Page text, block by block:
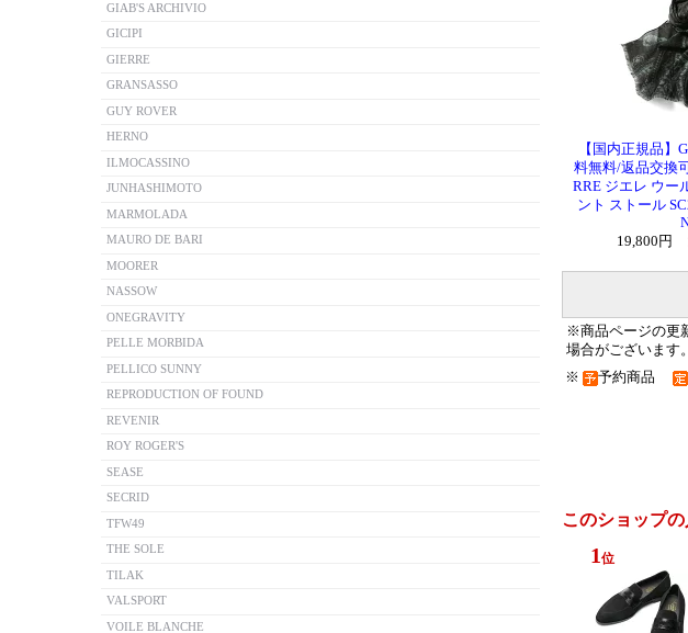
GIAB'S ARCHIVIO
GICIPI
GIERRE
GRANSASSO
GUY ROVER
HERNO
ILMOCASSINO
JUNHASHIMOTO
MARMOLADA
MAURO DE BARI
MOORER
NASSOW
ONEGRAVITY
PELLE MORBIDA
PELLICO SUNNY
REPRODUCTION OF FOUND
REVENIR
ROY ROGER'S
SEASE
SECRID
TFW49
THE SOLE
TILAK
VALSPORT
VOILE BLANCHE
【国内正規品】
料無料/返品交換
RRE ジエレ ウー
ント ストール
19,800円
※商品ページの更
場合がございます
※ 予約商品
このショップ
1 位